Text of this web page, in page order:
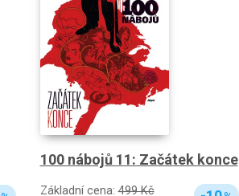
100 nábojů 11: Začátek konce
Základní cena:499 Kč